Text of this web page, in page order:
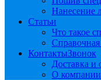
Нанесение
Статьи
Что такое
КонтактыЗвонок
Доставка и
О компании